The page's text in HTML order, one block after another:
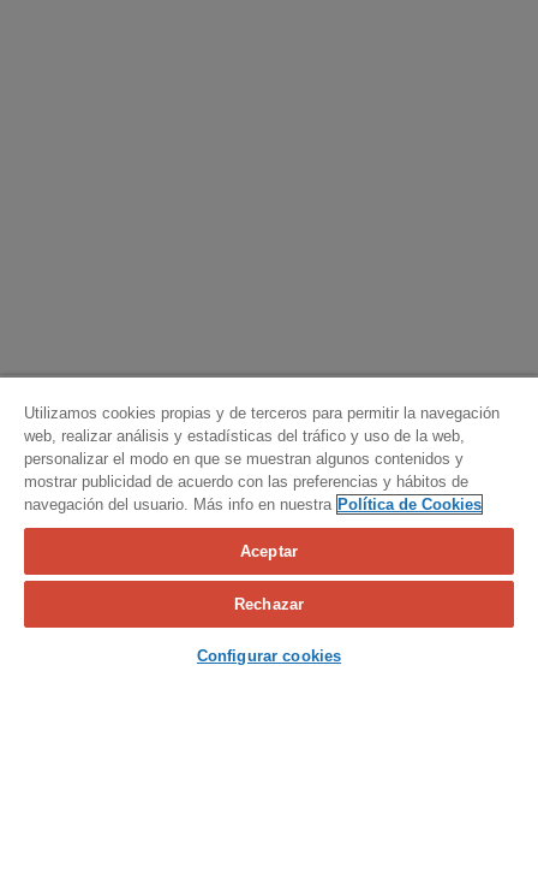
Calcula tu seguro
Contacta con nosotros
Utilizamos cookies propias y de terceros para permitir la navegación
web, realizar análisis y estadísticas del tráfico y uso de la web,
personalizar el modo en que se muestran algunos contenidos y
mostrar publicidad de acuerdo con las preferencias y hábitos de
navegación del usuario. Más info en nuestra Política de Cookies
Aceptar
Rechazar
Configurar cookies